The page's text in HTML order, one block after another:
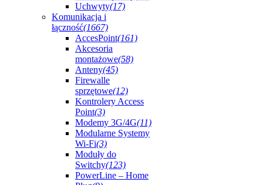
Uchwyty(17)
Komunikacja i
łączność(1667)
AccesPoint(161)
Akcesoria
montażowe(58)
Anteny(45)
Firewalle
sprzętowe(12)
Kontrolery Access
Point(3)
Modemy 3G/4G(11)
Modularne Systemy
Wi-Fi(3)
Moduły do
Switchy(123)
PowerLine – Home